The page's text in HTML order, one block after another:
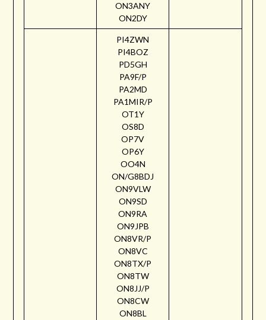
ON3ANY
ON2DY
PI4ZWN
PI4BOZ
PD5GH
PA9F/P
PA2MD
PA1MIR/P
OT1Y
OS8D
OP7V
OP6Y
OO4N
ON/G8BDJ
ON9VLW
ON9SD
ON9RA
ON9JPB
ON8VR/P
ON8VC
ON8TX/P
ON8TW
ON8JJ/P
ON8CW
ON8BL